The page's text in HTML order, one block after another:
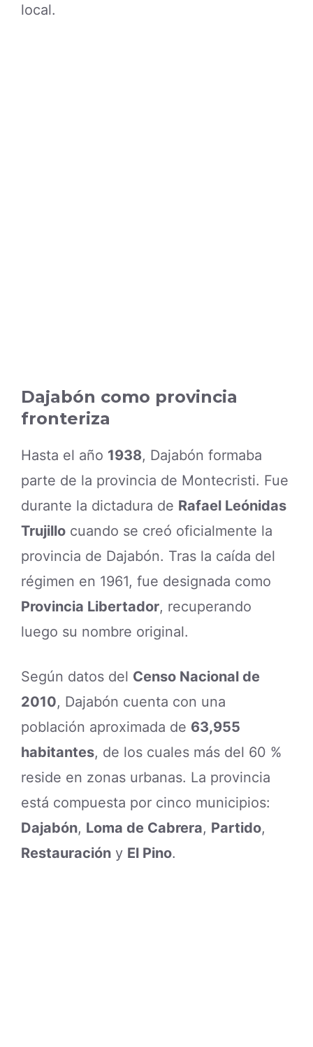
local.
Dajabón como provincia
fronteriza
Hasta el año 1938, Dajabón formaba
parte de la provincia de Montecristi. Fue
durante la dictadura de Rafael Leónidas
Trujillo cuando se creó oficialmente la
provincia de Dajabón. Tras la caída del
régimen en 1961, fue designada como
Provincia Libertador, recuperando
luego su nombre original.
Según datos del Censo Nacional de
2010, Dajabón cuenta con una
población aproximada de 63,955
habitantes, de los cuales más del 60 %
reside en zonas urbanas. La provincia
está compuesta por cinco municipios:
Dajabón, Loma de Cabrera, Partido,
Restauración y El Pino.